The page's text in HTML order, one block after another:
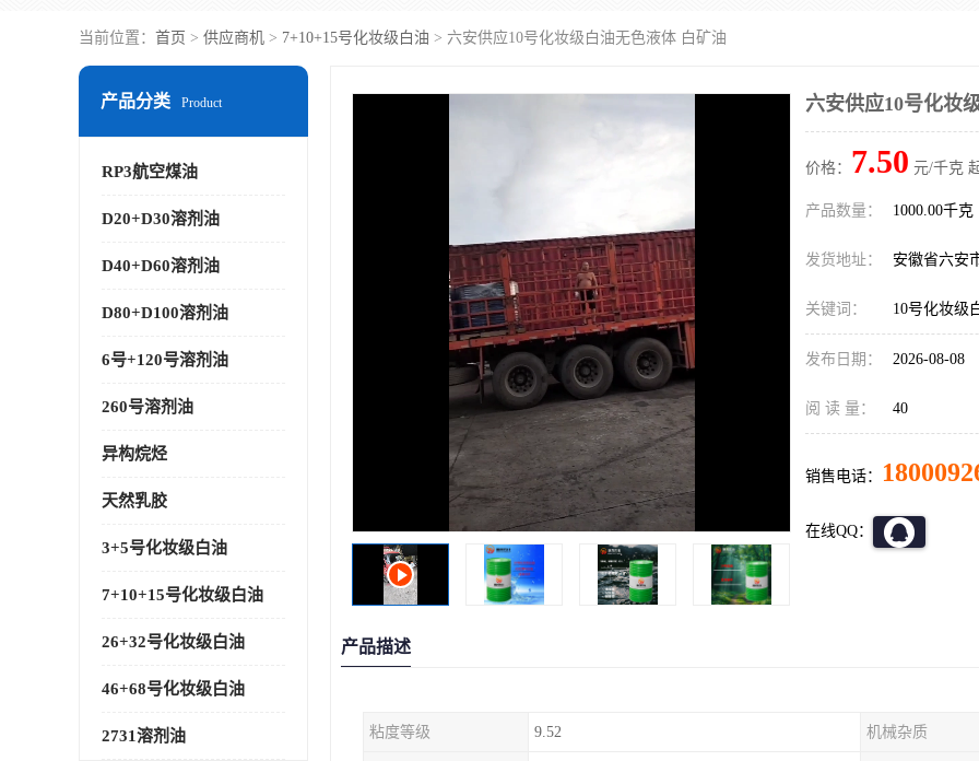
当前位置： 首页 > 供应商机 > 7+10+15号化妆级白油 > 六安供应10号化妆级白油无色液体 白矿油
产品分类 Product
RP3航空煤油
D20+D30溶剂油
D40+D60溶剂油
D80+D100溶剂油
6号+120号溶剂油
260号溶剂油
异构烷烃
天然乳胶
3+5号化妆级白油
7+10+15号化妆级白油
26+32号化妆级白油
46+68号化妆级白油
2731溶剂油
六安供应10号化妆
价格： 7.50 元/千克
产品数量： 1000.00千克
发货地址： 安徽省六安
关键词： 10号化妆级
发布日期： 2026-08-08
阅 读 量： 40
销售电话：
在线QQ：
产品描述
粘度等级 9.52 机械杂质